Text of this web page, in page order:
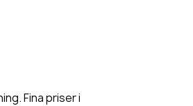
Fina priser i